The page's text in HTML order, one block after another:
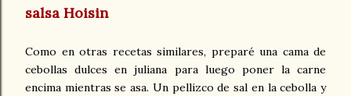
salsa Hoisin
Como en otras recetas similares, preparé una cama de
cebollas dulces en juliana para luego poner la carne
encima mientras se asa. Un pellizco de sal en la cebolla y